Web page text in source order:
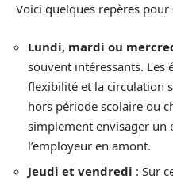
Voici quelques repères
Lundi, mardi ou
souvent intéressants. Les
flexibilité et la circulation
hors période scolaire ou
simplement envisager un
l’employeur en amont.
Jeudi et vendredi : Sur